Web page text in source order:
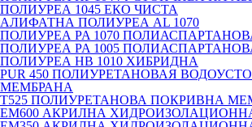
ПОЛИУРЕА 1045 ЕКО ЧИСТА
АЛИФАТНА ПОЛИУРЕА AL 1070
ПОЛИУРЕА PA 1070
ПОЛИУРЕА PA 1005
ПОЛИУРЕА HB 1010 ХИБРИДНА
PUR 450 ПОЛИУРЕТАНОВАЯ
МЕМБРАНА
T525 ПОЛИУРЕТАНОВА ПОКРИВНА
EM600 АКРИЛНА